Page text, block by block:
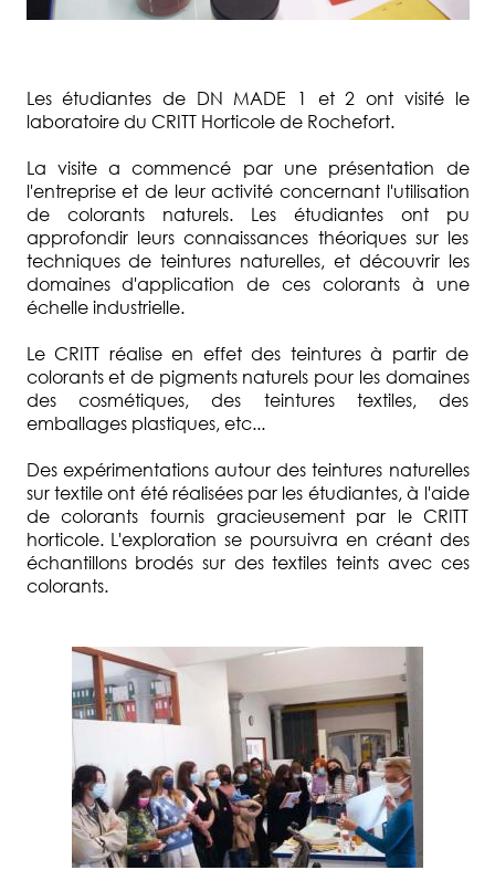
Les étudiantes de DN MADE 1 et 2 ont visité le
laboratoire du CRITT Horticole de Rochefort.
La visite a commencé par une présentation de
l'entreprise et de leur activité concernant l'utilisation
de colorants naturels. Les étudiantes ont pu
approfondir leurs connaissances théoriques sur les
techniques de teintures naturelles, et découvrir les
domaines d'application de ces colorants à une
échelle industrielle.
Le CRITT réalise en effet des teintures à partir de
colorants et de pigments naturels pour les domaines
des cosmétiques, des teintures textiles, des
emballages plastiques, etc...
Des expérimentations autour des teintures naturelles
sur textile ont été réalisées par les étudiantes, à l'aide
de colorants fournis gracieusement par le CRITT
horticole. L'exploration se poursuivra en créant des
échantillons brodés sur des textiles teints avec ces
colorants.